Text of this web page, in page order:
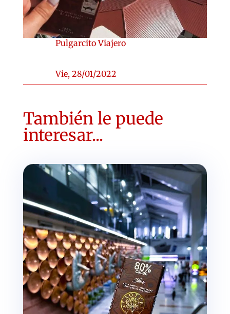
Pulgarcito Viajero
Vie, 28/01/2022
También le puede
interesar...